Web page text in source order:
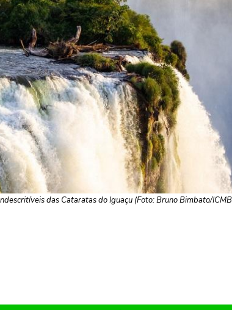
das Cataratas do Iguaçu (Foto: Bruno Bimbato/